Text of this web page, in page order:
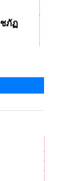
ชภัฏ